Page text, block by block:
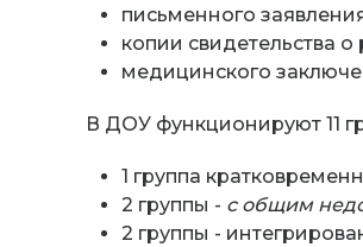
письменного
копии свидетельства
медицинского
В ДОУ функционируют 11
1 группа
2 группы - с общим
2 группы -